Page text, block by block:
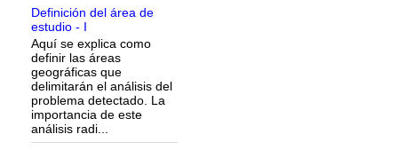
Definición del área de
estudio - I
Aquí se explica como
definir las áreas
geográficas que
delimitarán el análisis del
problema detectado. La
importancia de este
análisis radi...